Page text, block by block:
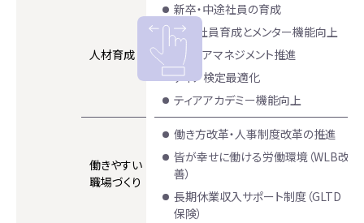
人材育成
新卒・中途社員の育成
既存社員育成とメンター機能向上
キャリアマネジメント推進
ティア検定最適化
ティアアカデミー機能向上
働きやすい
職場づくり
働き方改革・人事制度改革の推進
皆が幸せに働ける労働環境（WLB改
善）
長期休業収入サポート制度（GLTD
保険）